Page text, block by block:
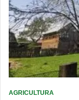
AGRICULTURA